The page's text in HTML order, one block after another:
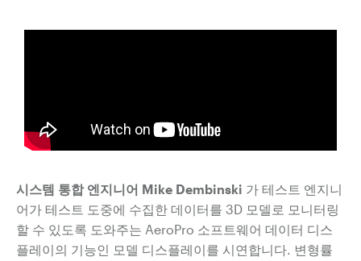
시스템 통합 엔지니어 Mike Dembinski 가 테스트 엔지니
어가 테스트 도중에 수집한 데이터를 3D 모델로 모니터링
할 수 있도록 도와주는 AeroPro 소프트웨어 데이터 디스
플레이의 기능인 모델 디스플레이를 시연합니다. 변형률